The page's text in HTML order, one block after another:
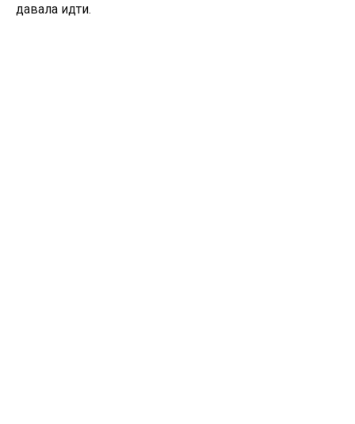
давала идти.